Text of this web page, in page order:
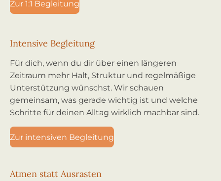
Zur 1:1 Begleitung
Intensive Begleitung
Für dich, wenn du dir über einen längeren
Zeitraum mehr Halt, Struktur und regelmäßige
Unterstützung wünschst. Wir schauen
gemeinsam, was gerade wichtig ist und welche
Schritte für deinen Alltag wirklich machbar sind.
Zur intensiven Begleitung
Atmen statt Ausrasten